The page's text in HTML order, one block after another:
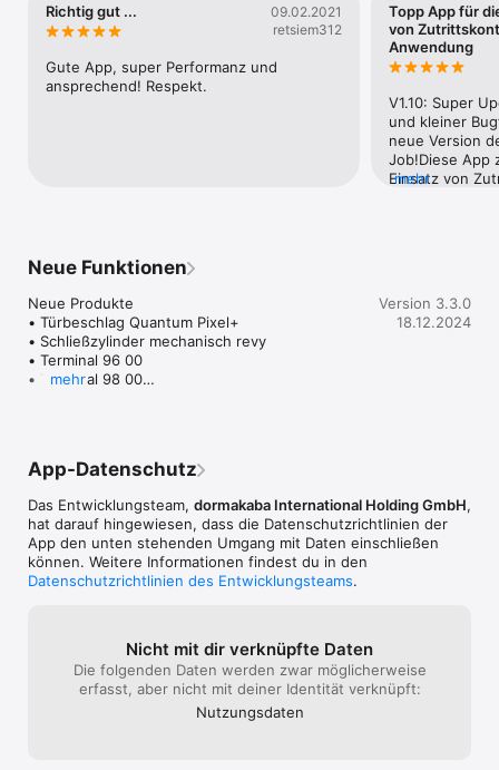
Richtig gut ...
09.02.2021
retsiem312
Gute App, super Performanz und
ansprechend! Respekt.
Topp App für
von
Anwendung
V1.10: Super
und kleiner
neue Version
Job!Diese App
Einsatz von
den Produkten
Datenblätter,
mehr
Neue Funktionen
Neue Produkte
• Türbeschlag Quantum Pixel+
• Schließzylinder mechanisch revy
• Terminal 96 00
• Terminal 98 00
• Videos
Bug-Fixings
mehr
Version 3.3.0
18.12.2024
App-Datenschutz
Das Entwicklungsteam, dormakaba International Holding GmbH,
hat darauf hingewiesen, dass die Datenschutz­richtlinien der
App den unten stehenden Umgang mit Daten einschließen
können. Weitere Informationen findest du in den
Datenschutzrichtlinien des Entwicklungsteams.
Nicht mit dir verknüpfte Daten
Die folgenden Daten werden zwar möglicherweise
erfasst, aber nicht mit deiner Identität verknüpft:
Nutzungs­daten